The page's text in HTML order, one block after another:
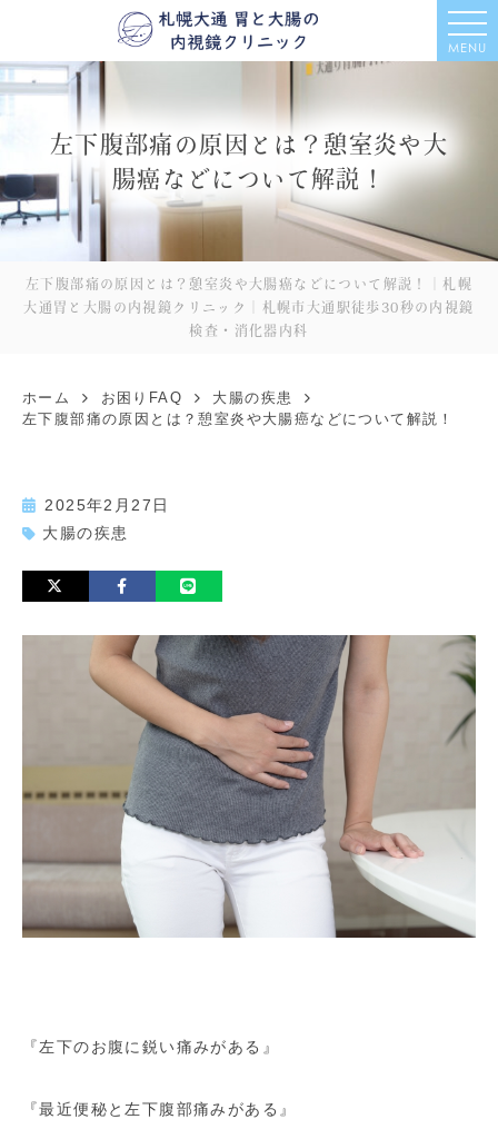
MENU
左下腹部痛の原因とは？憩室炎や大
腸癌などについて解説！
左下腹部痛の原因とは？憩室炎や大腸癌などについて解説！｜札幌
大通胃と大腸の内視鏡クリニック｜札幌市大通駅徒歩30秒の内視鏡
検査・消化器内科
ホーム お困りFAQ
大腸の疾患
左下腹部痛の原因とは？憩室炎や大腸癌などについて解説！
2025年2月27日
大腸の疾患
『左下のお腹に鋭い痛みがある』
『最近便秘と左下腹部痛みがある』